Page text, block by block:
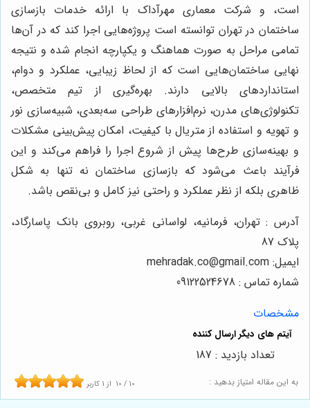
است، و شرکت معماری مهرآداک با ارائه خدمات بازسازی
ساختمان در تهران توانسته است پروژه‌هایی اجرا کند که در آن‌ها
تمامی مراحل به صورت هماهنگ و یکپارچه انجام شده و نتیجه
نهایی ساختمان‌هایی است که از لحاظ زیبایی، عملکرد و دوام،
استانداردهای بالایی دارند. بهره‌گیری از تیم متخصص،
تکنولوژی‌های مدرن، نرم‌افزارهای طراحی سه‌بعدی، شبیه‌سازی نور
و تهویه و استفاده از متریال با کیفیت، امکان پیش‌بینی مشکلات
و بهینه‌سازی طرح‌ها پیش از شروع اجرا را فراهم می‌کند و این
فرآیند باعث می‌شود که بازسازی ساختمان نه تنها به شکل
ظاهری بلکه از نظر عملکرد و راحتی نیز کامل و بی‌نقص باشد.
آدرس : تهران، فرمانیه، لواسانی غربی، روبروی بانک پاسارگاد،
پلاک 87
ایمیل: mehradak.co@gmail.com
شماره تماس : 09122524678
مشخصات
به این مقاله امتیاز بدهید : 10 / 10 از 1 کاربر
تعداد بازدید : 187